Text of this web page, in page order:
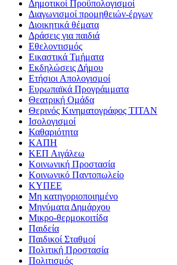
Δημοτικοί Προϋπολογισμοί
Διαγωνισμοί προμηθειών-έργων
Διοικητικά θέματα
Δράσεις για παιδιά
Εθελοντισμός
Εικαστικά Τμήματα
Εκδηλώσεις Δήμου
Ετήσιοι Απολογισμοί
Ευρωπαϊκά Προγράμματα
Θεατρική Ομάδα
Θερινός Κινηματογράφος ΤΙΤΑΝ
Ισολογισμοί
Καθαριότητα
ΚΑΠΗ
ΚΕΠ Αιγάλεω
Κοινωνική Προστασία
Κοινωνικό Παντοπωλείο
ΚΥΠΕΕ
Μη κατηγοριοποιημένο
Μηνύματα Δημάρχου
Μικρο-θερμοκοιτίδα
Παιδεία
Παιδικοί Σταθμοί
Πολιτική Προστασία
Πολιτισμός